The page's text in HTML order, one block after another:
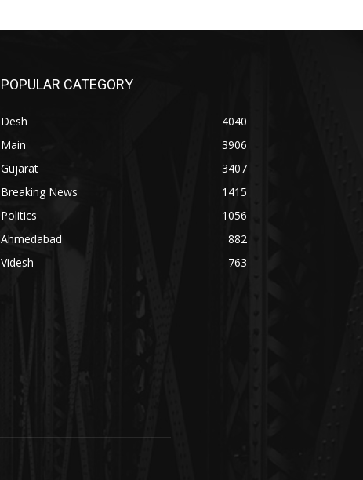
POPULAR CATEGORY
Desh
4040
Main
3906
Gujarat
3407
Breaking News
1415
Politics
1056
Ahmedabad
882
Videsh
763